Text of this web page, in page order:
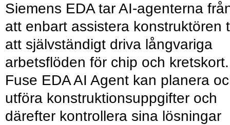
Siemens EDA tar AI-agenterna
att enbart assistera konstruktören
att självständigt driva långvariga
arbetsflöden för chip och kretskort.
Fuse EDA AI Agent kan planera
utföra konstruktionsuppgifter och
därefter kontrollera sina lösningar